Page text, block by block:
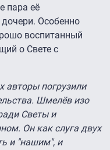
пара её
Особенно
воспитанный
о Свете с
авторы погрузили
Шмелёв изо
Светы и
Он как слуга двух
и "нашим", и